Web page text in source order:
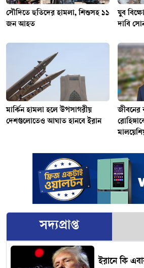
সৌদিতে হুতিদের হামলা, শিশুসহ ১১
জন আহত
যুব
দাবি
মার্কিন হামলা হলে উপসাগরীয়
দেশগুলোতেও আঘাত হানবে ইরান
সদ্যপ্রাপ্ত
ইরানে কি